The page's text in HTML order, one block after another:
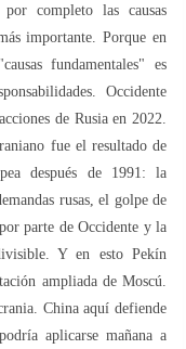
completo las causas
importante. Porque en
fundamentales" es
Occidente
de Rusia en 2022.
fue el resultado de
después de 1991: la
rusas, el golpe de
parte de Occidente y la
Y en esto Pekín
ampliada de Moscú.
China aquí defiende
aplicarse mañana a